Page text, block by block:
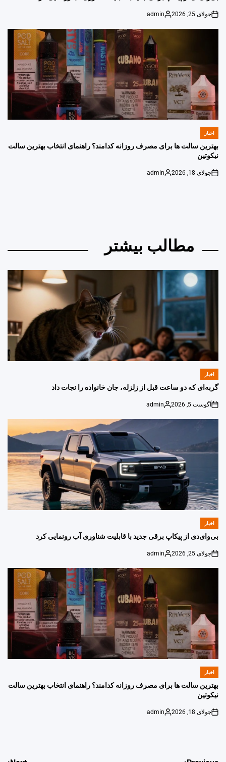
on
جولای 25, 2026
Posted
admin
POSTED
اخبار
بهترین سالت ها برای مصرف روزانه کدامند؟ راهنمای انتخاب بهترین سالت
نیکوتین
on
جولای 18, 2026
Posted
admin
مطالب بیشتر
POSTED
IN
اخبار
گربه‌ای که دو ساعت قبل از زلزله، جان خانواده را نجات داد
on
آگوست 5, 2026
Posted
admin
POSTED
اخبار
بی‌وای‌دی از پیکاپ برقی جدید با قابلیت شناوری آب رونمایی کرد
on
جولای 25, 2026
Posted
admin
POSTED
اخبار
بهترین سالت ها برای مصرف روزانه کدامند؟ راهنمای انتخاب بهترین سالت
نیکوتین
on
جولای 18, 2026
Posted
admin